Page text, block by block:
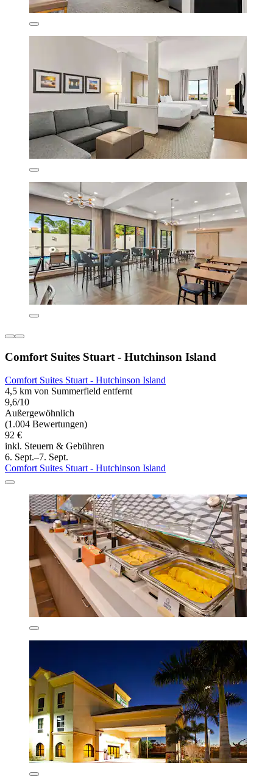
Comfort Suites Stuart - Hutchinson Island
Comfort Suites Stuart - Hutchinson Island
4,5 km von Summerfield entfernt
9,6/10
Außergewöhnlich
(1.004 Bewertungen)
92 €
inkl. Steuern & Gebühren
6. Sept.–7. Sept.
Comfort Suites Stuart - Hutchinson Island